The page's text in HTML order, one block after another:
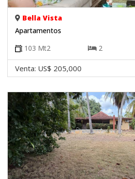
Bella Vista
Apartamentos
103 Mt2 2
Venta: US$ 205,000